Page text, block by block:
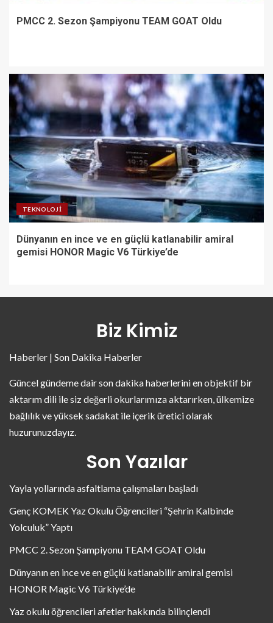
PMCC 2. Sezon Şampiyonu TEAM GOAT Oldu
TEKNOLOJI
Dünyanın en ince ve en güçlü katlanabilir amiral
gemisi HONOR Magic V6 Türkiye’de
Biz Kimiz
Haberler | Son Dakika Haberler
Güncel gündeme dair son dakika haberlerini en objektif bir
aktarım dili ile siz değerli okurlarımıza aktarırken, ülkemize
bağlılık ve yüksek sadakat ile içerik üretici olarak
huzurunuzdayız.
Son Yazılar
Yayla yollarında asfaltlama çalışmaları başladı
Genç KOMEK Yaz Okulu Öğrencileri “Şehrin Kalbinde
Yolculuk” Yaptı
PMCC 2. Sezon Şampiyonu TEAM GOAT Oldu
Dünyanın en ince ve en güçlü katlanabilir amiral gemisi
HONOR Magic V6 Türkiye’de
Yaz okulu öğrencileri afetler hakkında bilinçlendi